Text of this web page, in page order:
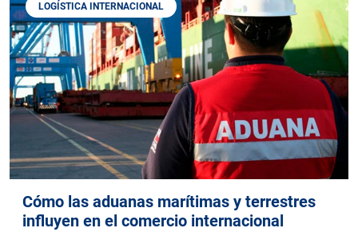
LOGÍSTICA INTERNACIONAL
Cómo las aduanas marítimas y terrestres
influyen en el comercio internacional